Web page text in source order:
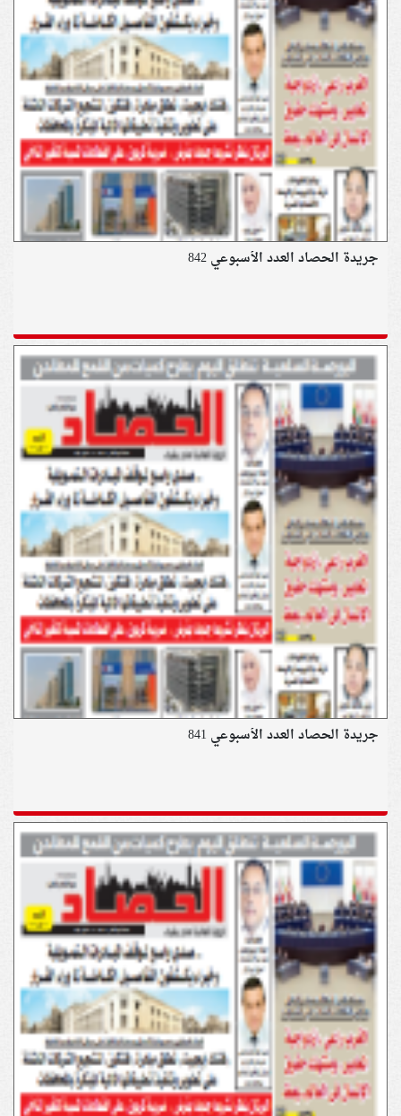
جريدة الحصاد العدد الأسبوعي 842
جريدة الحصاد العدد الأسبوعي 841